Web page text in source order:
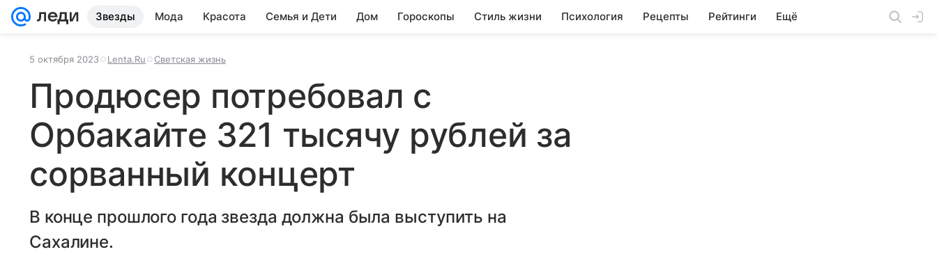
Звезды Мода Красота Семья и Дети Дом Гороскопы Стиль жизни Психология Рецепты Рейтинги Ещё
5 октября 2023 Lenta.Ru Светская жизнь
Продюсер потребовал с
Орбакайте 321 тысячу рублей за
сорванный концерт
В конце прошлого года звезда должна была выступить на
Сахалине.